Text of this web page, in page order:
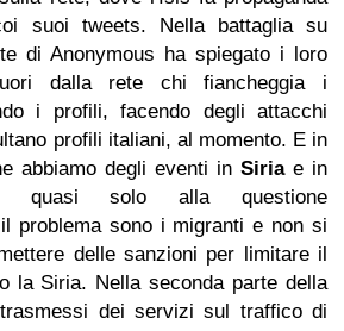
suoi tweets.
Nella battaglia su
di Anonymous ha spiegato i loro
dalla rete chi fiancheggia i
i profili, facendo degli attacchi
profili italiani, al momento. E in
abbiamo degli eventi in Siriae in
quasi solo alla questione
problema sono i migranti e non si
delle sanzioni per limitare il
la Siria. Nella seconda parte della
dei servizi sul traffico di